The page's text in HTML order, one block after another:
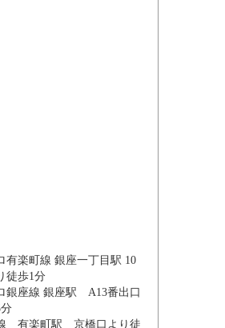
有楽町線 銀座一丁目駅 10
徒歩1分
銀座線 銀座駅 A13番出口
有楽町駅 京橋口より徒